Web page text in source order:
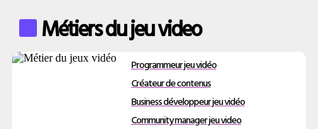
Métiers du jeu video
Programmeur jeu vidéo
Créateur de contenus
Business développeur jeu vidéo
Community manager jeu video